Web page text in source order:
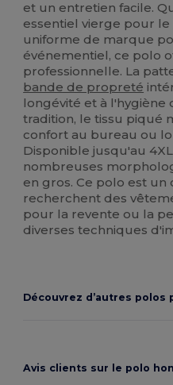
et un entretien facile.
essentiel vierge pour
uniforme de marque
événementiel, ce polo
professionnelle. La
bande de propreté
longévité et à l'hygiène
tradition, le tissu piqué
confort au bureau ou
Disponible jusqu'au
nombreuses
en gros. Ce polo est
recherchent des
pour la revente ou la
diverses techniques
Découvrez d’autres polos
Avis clients sur le polo